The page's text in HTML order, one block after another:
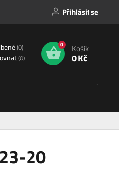
Přihlásit se
(0)
(0)
0 Košík
0 Kč
20